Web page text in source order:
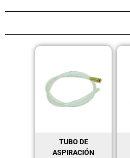
TUBO DE
ASPIRACIÓN